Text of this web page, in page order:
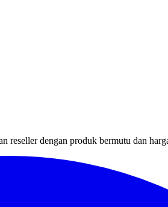
reseller dengan produk bermutu dan